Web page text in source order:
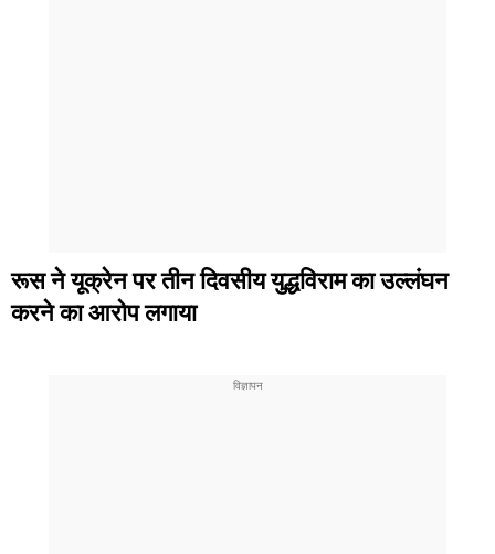
रूस ने यूक्रेन पर तीन दिवसीय युद्धविराम का उल्लंघन
करने का आरोप लगाया